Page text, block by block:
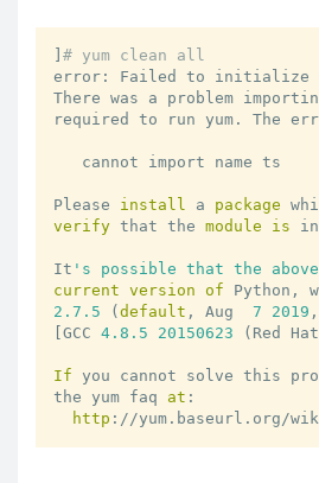
# yum clean all
error: Failed to initialize
There was a problem
required to run yum. The
   cannot import name ts
Please install a package
verify that the module is
It 's possible that the above
current version of Python,
2.7 .5 ( default , Aug 7 2019 ,
[GCC 4.8 .5 20150623 (Red Hat
If you cannot solve this
the yum faq at :
http ://yum.baseurl.org/